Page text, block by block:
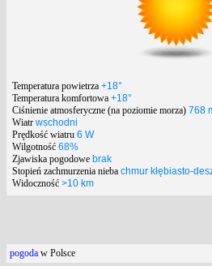
Temperatura powietrza +18°
Temperatura komfortowa +18°
Ciśnienie atmosferyczne (na poziomie morza) 768
Wiatr wschodni
Prędkość wiatru 6 W
Wilgotność 68%
Zjawiska pogodowe brak
Stopień zachmurzenia nieba chmur kłębiasto-
Widoczność >10 km
pogoda w Polsce